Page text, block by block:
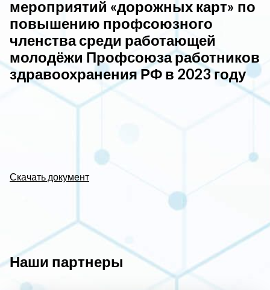
мероприятий «дорожных карт» по
повышению профсоюзного
членства среди работающей
молодёжи Профсоюза работников
здравоохранения РФ в 2023 году
Скачать документ
Наши партнеры